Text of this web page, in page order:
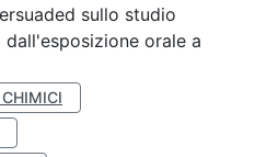
sullo studio
orale a